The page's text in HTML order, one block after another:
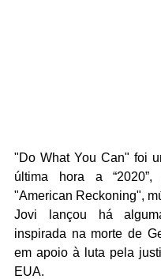
"Do What You Can" foi
última hora a “2020”,
"American Reckoning",
Jovi lançou há
inspirada na morte de
em apoio à luta pela
EUA.